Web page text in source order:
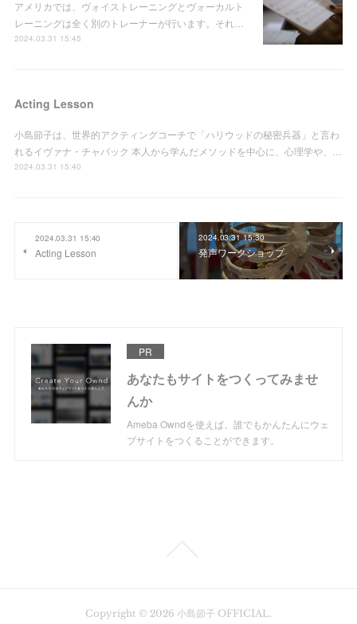
アメリカでは、ヴォイストレーニングとヴォーカルト
レーニングは全く別のトレーナーが行います。それ…
2024.03.31 15:45
Acting Lesson
小島節子は、世界的アクティングコーチで「ハリウッドの秘密兵器」と言わ
れるイヴァナ・チャバック 本人から学んだメソッドを中心に、心理学や、…
2024.03.31 15:40
2024.03.31 15:40
Acting Lesson
2024.03.31 15:30
発声ワークショップ
PR
あなたもサイトをつくってみませ
んか
Ameba Owndを使えば、誰でもかんたんにウェ
ブサイトをつくることができます。
Copyright © 2026 小島節子 OFFICIAL.